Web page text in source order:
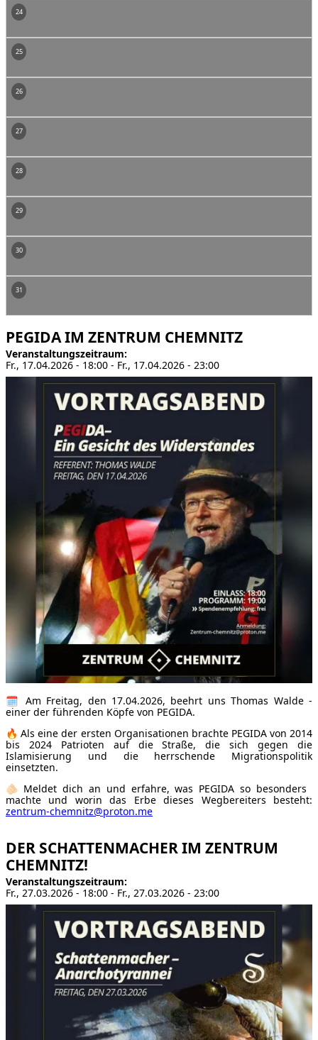
24
25
26
27
28
29
30
31
PEGIDA IM ZENTRUM CHEMNITZ
Veranstaltungszeitraum
Fr., 17.04.2026 - 18:00 - Fr., 17.04.2026 - 23:00
🗓 Am Freitag, den 17.04.2026, beehrt uns Thomas Walde -
einer der führenden Köpfe von PEGIDA.
🔥 Als eine der ersten Organisationen brachte PEGIDA von 2014
bis 2024 Patrioten auf die Straße, die sich gegen die
Islamisierung und die herrschende Migrationspolitik
einsetzten.
🫵🏻 Meldet dich an und erfahre, was PEGIDA so besonders
machte und worin das Erbe dieses Wegbereiters besteht:
zentrum-chemnitz@proton.me
DER SCHATTENMACHER IM ZENTRUM
CHEMNITZ!
Veranstaltungszeitraum
Fr., 27.03.2026 - 18:00 - Fr., 27.03.2026 - 23:00